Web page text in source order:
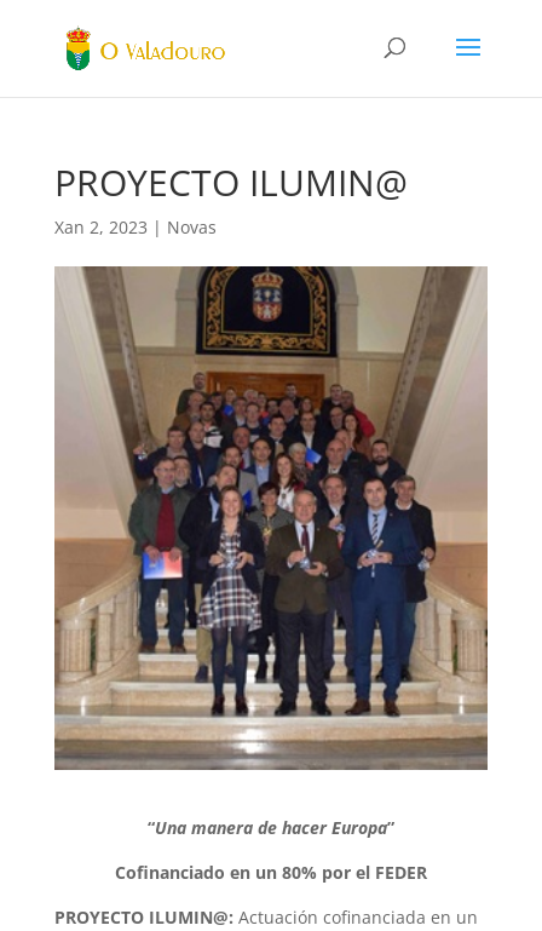
PROYECTO ILUMIN@
Xan 2, 2023 | Novas
“Una manera de hacer Europa”
Cofinanciado en un 80% por el FEDER
PROYECTO ILUMIN@: Actuación cofinanciada en un